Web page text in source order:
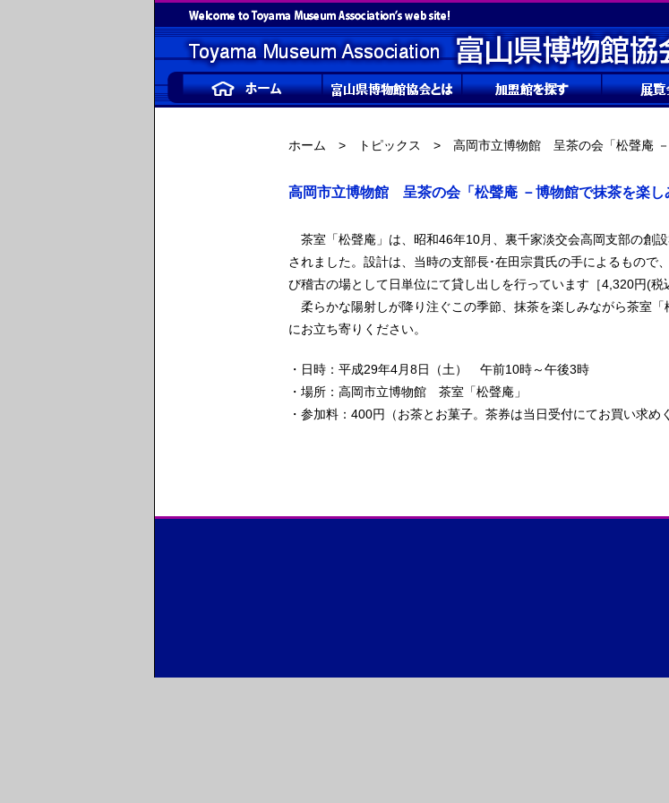
ホーム > トピックス > 高岡市立博物館 呈茶の会「松聲庵 －
高岡市立博物館 呈茶の会「松聲庵 －博物館で抹茶を楽し
茶室「松聲庵」は、昭和46年10月、裏千家淡交会高岡支部の創
されました。設計は、当時の支部長･在田宗貫氏の手によるもので
び稽古の場として日単位にて貸し出しを行っています［4,320円(税
柔らかな陽射しが降り注ぐこの季節、抹茶を楽しみながら茶室
にお立ち寄りください。
・日時：平成29年4月8日（土） 午前10時～午後3時
・場所：高岡市立博物館 茶室「松聲庵」
・参加料：400円（お茶とお菓子。茶券は当日受付にてお買い求め